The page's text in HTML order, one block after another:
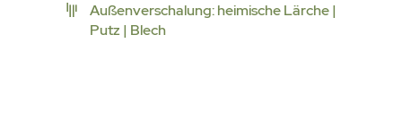
Außenverschalung: heimische Lärche |
Putz | Blech